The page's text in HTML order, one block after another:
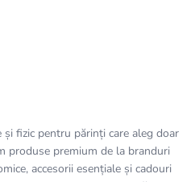
fizic pentru părinți care aleg doar
produse premium de la branduri
accesorii esențiale și cadouri